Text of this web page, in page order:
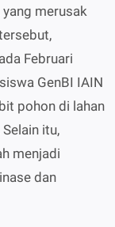
merusak
Februari
GenBI IAIN
pohon di lahan
itu,
menjadi
dan